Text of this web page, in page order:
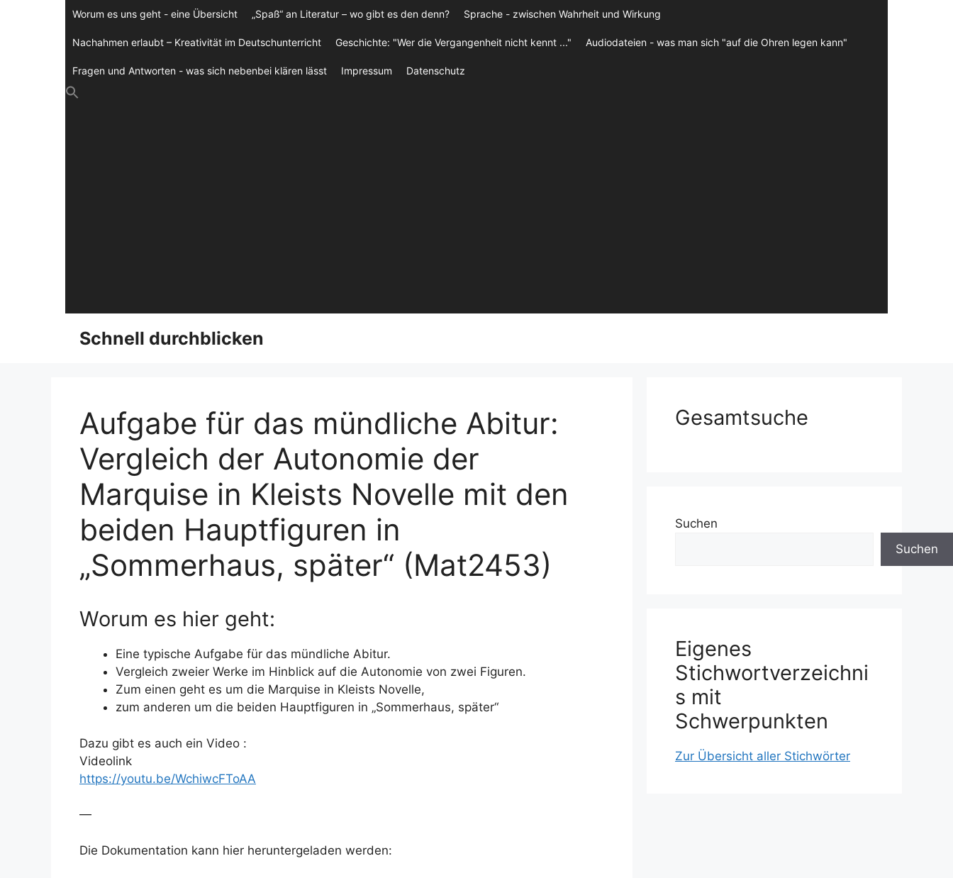
Worum es uns geht - eine Übersicht „Spaß“ an Literatur – wo gibt es den denn? Sprache - zwischen Wahrheit und Wirkung
Nachahmen erlaubt – Kreativität im Deutschunterricht Geschichte: "Wer die Vergangenheit nicht kennt ..." Audiodateien - was man sich "auf die Ohren legen kann"
Fragen und Antworten - was sich nebenbei klären lässt Impressum Datenschutz
Schnell durchblicken
Aufgabe für das mündliche Abitur:
Vergleich der Autonomie der
Marquise in Kleists Novelle mit den
beiden Hauptfiguren in
„Sommerhaus, später“ (Mat2453)
Worum es hier geht:
Eine typische Aufgabe für das mündliche Abitur.
Vergleich zweier Werke im Hinblick auf die Autonomie von zwei Figuren.
Zum einen geht es um die Marquise in Kleists Novelle,
zum anderen um die beiden Hauptfiguren in „Sommerhaus, später“
Dazu gibt es auch ein Video :
Videolink
https://youtu.be/WchiwcFToAA
—
Die Dokumentation kann hier heruntergeladen werden:
Gesamtsuche
Suchen
Suchen
Eigenes
Stichwortverzeichni
s mit
Schwerpunkten
Zur Übersicht aller Stichwörter